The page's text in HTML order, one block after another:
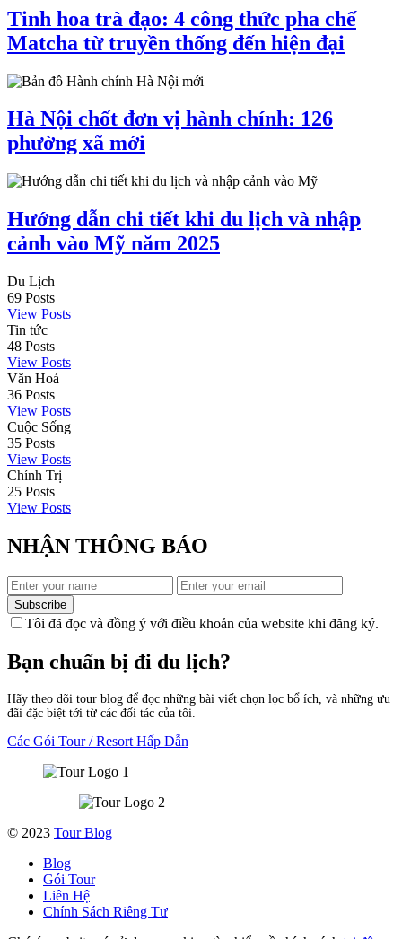
Tinh hoa trà đạo: 4 công thức pha chế
Matcha từ truyền thống đến hiện đại
Hà Nội chốt đơn vị hành chính: 126
phường xã mới
Hướng dẫn chi tiết khi du lịch và nhập
cảnh vào Mỹ năm 2025
Du Lịch
69 Posts
View Posts
Tin tức
48 Posts
View Posts
Văn Hoá
36 Posts
View Posts
Cuộc Sống
35 Posts
View Posts
Chính Trị
25 Posts
View Posts
NHẬN THÔNG BÁO
Subscribe
Tôi đã đọc và đồng ý với điều khoản của website khi đăng ký.
Bạn chuẩn bị đi du lịch?
Hãy theo dõi tour blog để đọc những bài viết chọn lọc bổ ích, và những ưu
đãi đặc biệt tới từ các đối tác của tôi.
Các Gói Tour / Resort Hấp Dẫn
© 2023 Tour Blog
Blog
Gói Tour
Liên Hệ
Chính Sách Riêng Tư